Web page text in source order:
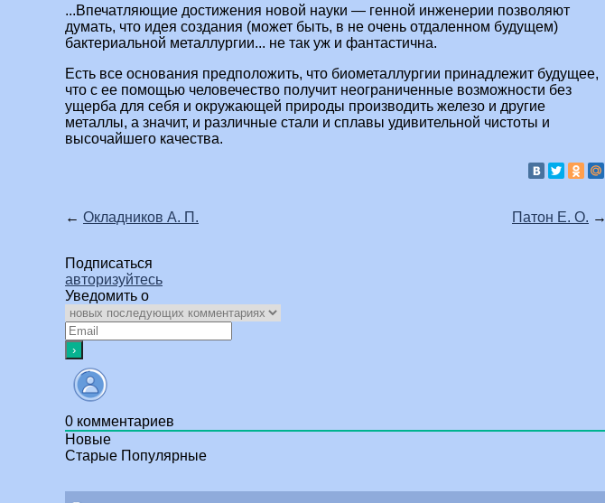
...Впечатляющие достижения новой науки — генной инженерии позволяют
думать, что идея создания (может быть, в не очень отдаленном будущем)
бактериальной металлургии... не так уж и фантастична.
Есть все основания предположить, что биометаллургии принадлежит будущее,
что с ее помощью человечество получит неограниченные возможности без
ущерба для себя и окружающей природы производить железо и другие
металлы, а значит, и различные стали и сплавы удивительной чистоты и
высочайшего качества.
← Окладников А. П. Патон Е. О. →
Подписаться
авторизуйтесь
Уведомить о
0 комментариев
Новые
Старые Популярные